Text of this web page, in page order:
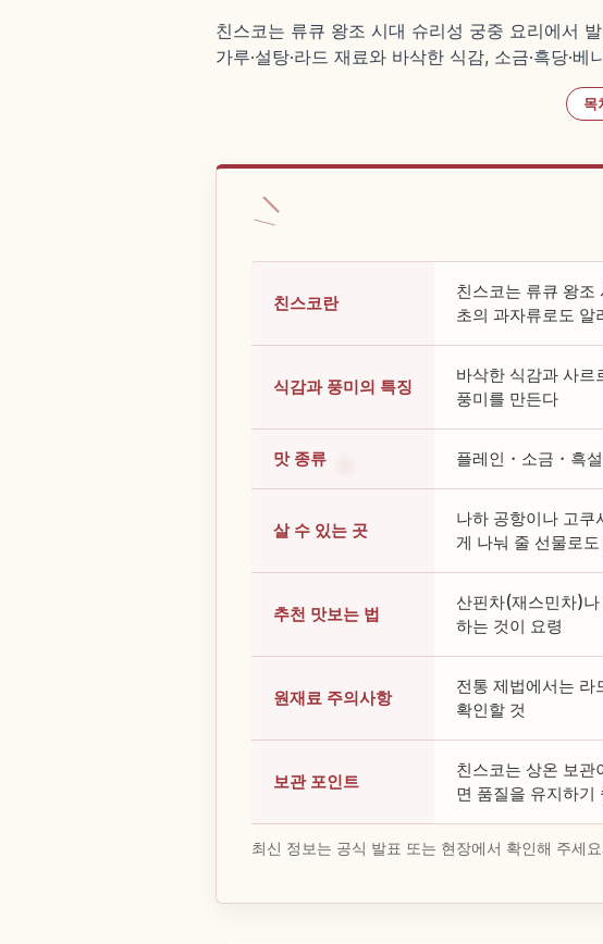
친스코는 류큐 왕조 시대 슈리성 궁중 요리에서
가루·설탕·라드 재료와 바삭한 식감, 소금·흑당·
목
친스코란
친스코는 류큐 왕조
초의 과자류로도 알
식감과 풍미의 특징
바삭한 식감과 사르
풍미를 만든다
맛 종류 플레인・소금・흑
살 수 있는 곳
나하 공항이나 고쿠
게 나눠 줄 선물로
추천 맛보는 법
산핀차(재스민차)
하는 것이 요령
원재료 주의사항
전통 제법에서는 라
확인할 것
보관 포인트
친스코는 상온 보관
면 품질을 유지하기
최신 정보는 공식 발표 또는 현장에서 확인해 주세요.